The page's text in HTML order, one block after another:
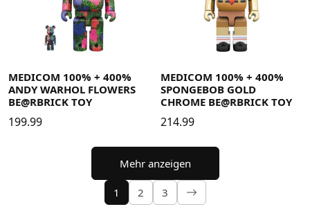
MEDICOM 100% + 400%
ANDY WARHOL FLOWERS
BE@RBRICK TOY
199.99
MEDICOM 100% + 400%
SPONGEBOB GOLD
CHROME BE@RBRICK TOY
214.99
Mehr anzeigen
1 2 3